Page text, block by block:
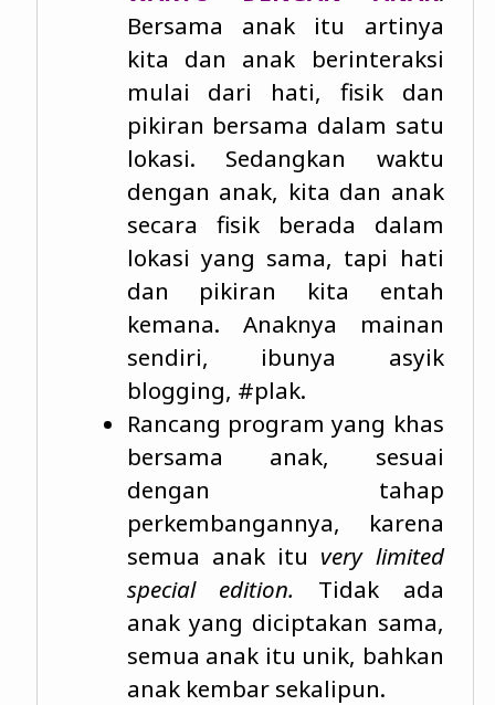
Bersama anak itu artinya
kita dan anak berinteraksi
mulai dari hati, fisik dan
pikiran bersama dalam satu
lokasi. Sedangkan waktu
dengan anak, kita dan anak
secara fisik berada dalam
lokasi yang sama, tapi hati
dan pikiran kita entah
kemana. Anaknya mainan
sendiri, ibunya asyik
blogging, #plak.
Rancang program yang khas
bersama anak, sesuai
dengan tahap
perkembangannya, karena
semua anak itu very limited
special edition. Tidak ada
anak yang diciptakan sama,
semua anak itu unik, bahkan
anak kembar sekalipun.